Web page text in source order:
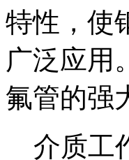
特性，使
广泛应用
氟管的强
介质工